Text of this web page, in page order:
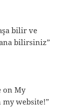
bilir ve
bilirsiniz”
on My
website!”